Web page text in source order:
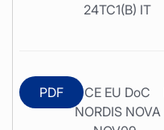
24TC1(B) IT
PDF
CE EU DoC
NORDIS NOVA